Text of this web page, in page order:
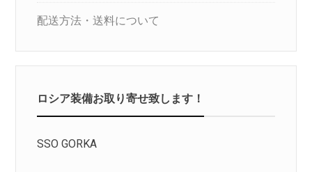
配送方法・送料について
ロシア装備お取り寄せ致します！
SSO GORKA